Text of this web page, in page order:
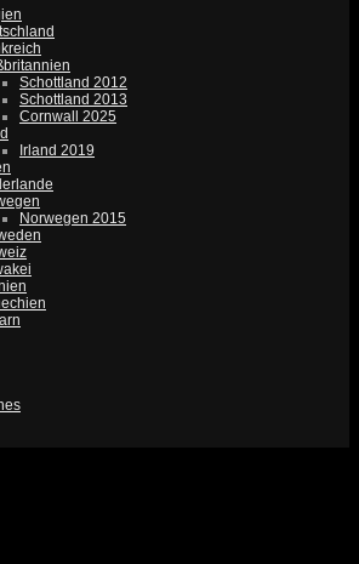
Schottland 2012
Schottland 2013
Cornwall 2025
Irland 2019
Norwegen 2015